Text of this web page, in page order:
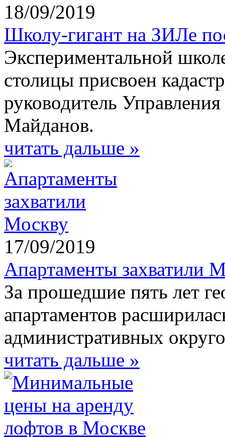
18/09/2019
Школу-гигант на ЗИЛе
Экспериментальной
столицы присвоен
руководитель
Майданов.
читать дальше »
17/09/2019
Апартаменты захватили
За прошедшие пять лет
апартаментов
административных
читать дальше »